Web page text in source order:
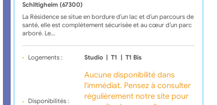
Schiltigheim (67300)
La Résidence se situe en bordure d’un lac et d’un parcours de
santé, elle est complètement sécurisée et au cœur d’un parc
arboré. Le…
Logements : Studio T1 T1 Bis
Disponibilités :
Aucune disponibilité dans
l'immédiat. Pensez à consulter
régulièrement notre site pour